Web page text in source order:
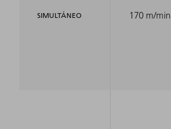
SIMULTÁNEO 170 m/min